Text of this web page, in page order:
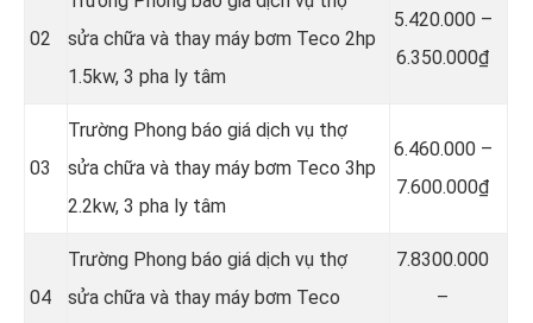
02
sửa chữa và thay máy bơm Teco 2hp
1.5kw, 3 pha ly tâm
5.420.000 –
6.350.000₫
03
Trường Phong báo giá dịch vụ thợ
sửa chữa và thay máy bơm Teco 3hp
2.2kw, 3 pha ly tâm
6.460.000 –
7.600.000₫
04
Trường Phong báo giá dịch vụ thợ
sửa chữa và thay máy bơm Teco
7.8300.000
–